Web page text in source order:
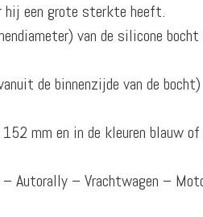
hij een grote sterkte heeft.
van de silicone
de binnenzijde van de bocht)
mm en in de kleuren blauw
Autorally – Vrachtwagen –